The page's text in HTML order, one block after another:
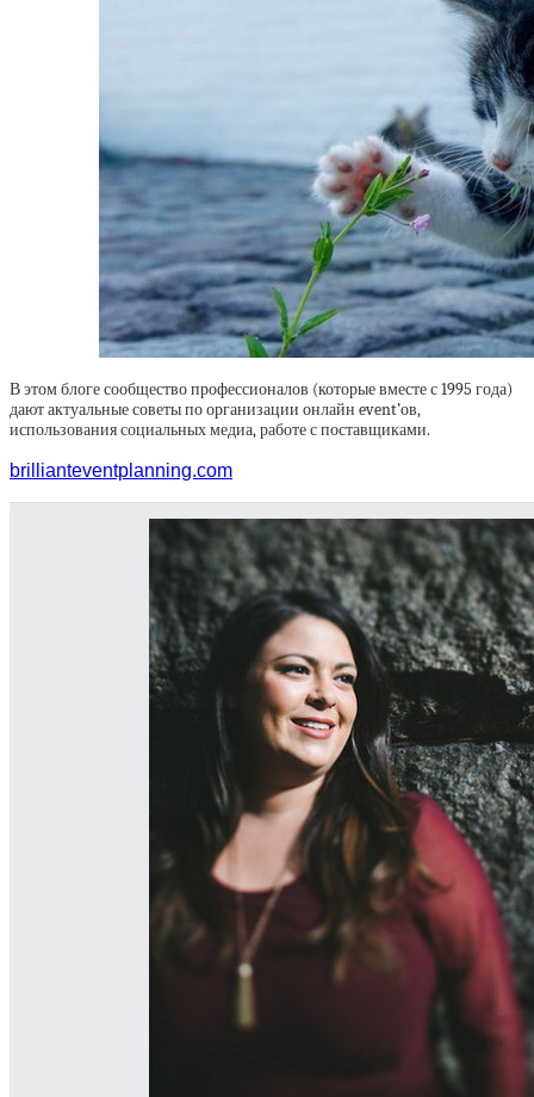
В этом блоге сообщество профессионалов (которые вместе с 1995 года)
дают актуальные советы по организации онлайн event’ов,
использования социальных медиа, работе с поставщиками.
brillianteventplanning.com